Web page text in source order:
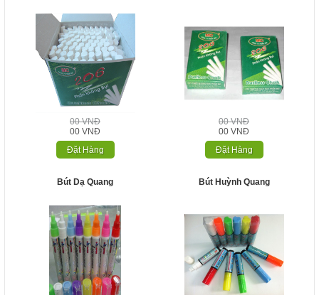
00 VNĐ
00 VNĐ
Đặt Hàng
00 VNĐ
00 VNĐ
Đặt Hàng
Bút Dạ Quang Bút Huỳnh Quang